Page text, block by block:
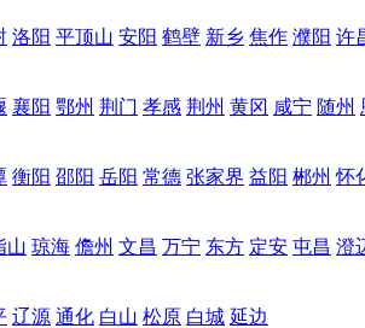
洛阳 平顶山 安阳 鹤壁 新乡 焦作 濮阳 许
襄阳 鄂州 荆门 孝感 荆州 黄冈 咸宁 随州
衡阳 邵阳 岳阳 常德 张家界 益阳 郴州 怀
山 琼海 儋州 文昌 万宁 东方 定安 屯昌 澄
辽源 通化 白山 松原 白城 延边